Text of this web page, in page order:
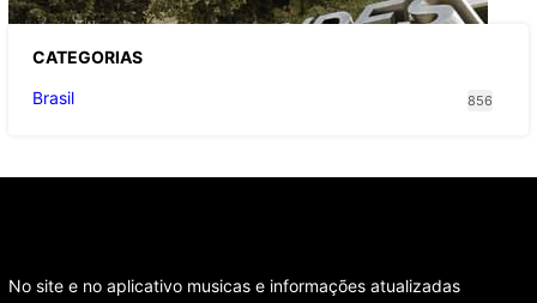
CATEGORIAS
Brasil
856
No site e no aplicativo musicas e informações atualizadas